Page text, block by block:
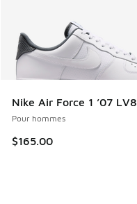
Nike Air Force 1 ’07 LV8
Pour hommes
$165.00